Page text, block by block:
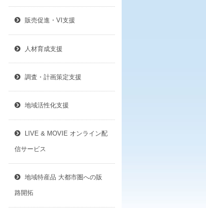
販売促進・VI支援
人材育成支援
調査・計画策定支援
地域活性化支援
LIVE & MOVIE オンライン配
信サービス
地域特産品 大都市圏への販
路開拓